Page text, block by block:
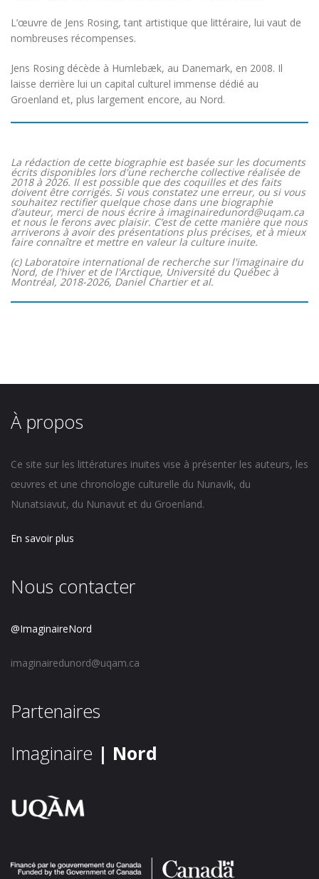
L’œuvre de Jens Rosing, tant artistique que littéraire, lui vaut de
nombreuses récompenses.
Jens Rosing décède à Humlebæk, au Danemark, en 2008. Il
laisse derrière lui un capital culturel immense dédié au
Groenland et, plus largement encore, au Nord.
La rédaction de cette biographie est basée sur les documents
écrits disponibles lors d'une recherche collective réalisée de
2018 à 2026. Il est possible que des coquilles et des faits
doivent être corrigés. Si vous constatez une erreur, ou si vous
souhaitez rectifier quelque chose dans une biographie
d’auteur, merci de nous écrire à imaginairedunord@uqam.ca
et nous le ferons avec plaisir. C’est de cette manière que nous
arriverons à avoir des présentations plus précises, et à mieux
faire connaître et mettre en valeur la culture inuite.
(c) Laboratoire international de recherche sur l'imaginaire du
Nord, de l'hiver et de l'Arctique, Université du Québec à
Montréal, 2018-2026, Daniel Chartier et al.
À propos
Ce site sur les littératures inuites vise à présenter les auteurs, les
œuvres et une chronologie culturelle du Nunavik, du
Nunatsiavut, du Nunavut et du Groenland.
En savoir plus
Nous contacter
@ImaginaireNord
imaginairedunord@uqam.ca
Partenaires
Imaginaire | Nord